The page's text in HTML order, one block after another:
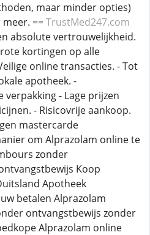
maar minder opties)
meer. ==TrustMed247.com
absolute vertrouwelijkheid.
kortingen op alle
online transacties. - Tot
apotheek. -
verpakking - Lage prijzen
- Risicovrije aankoop.
mastercarde
om Alprazolam online te
zonder
Koop
Apotheek
betalen Alprazolam
ontvangstbewijs zonder
Alprazolam online